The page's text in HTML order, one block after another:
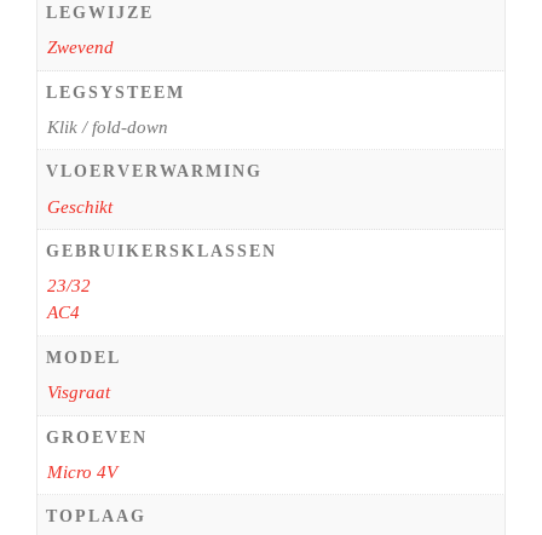
LEGWIJZE
Zwevend
LEGSYSTEEM
Klik / fold-down
VLOERVERWARMING
Geschikt
GEBRUIKERSKLASSEN
23/32
AC4
MODEL
Visgraat
GROEVEN
Micro 4V
TOPLAAG